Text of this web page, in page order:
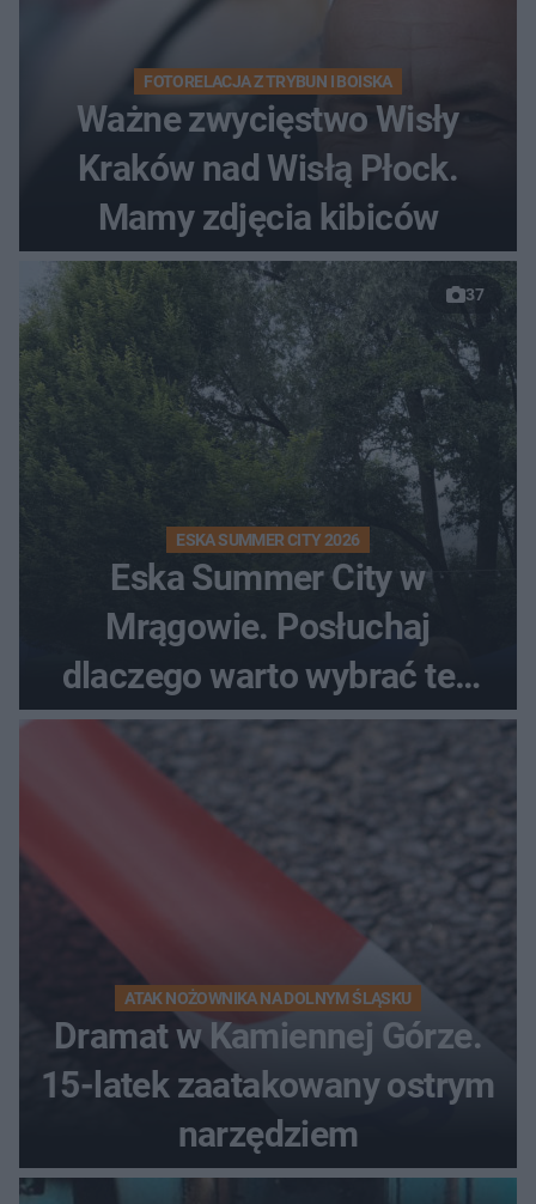
FOTORELACJA Z TRYBUN I BOISKA
Ważne zwycięstwo Wisły
Kraków nad Wisłą Płock.
Mamy zdjęcia kibiców
37
ESKA SUMMER CITY 2026
Eska Summer City w
Mrągowie. Posłuchaj
dlaczego warto wybrać ten
kierunek na urlop!
ATAK NOŻOWNIKA NA DOLNYM ŚLĄSKU
Dramat w Kamiennej Górze.
15-latek zaatakowany ostrym
narzędziem